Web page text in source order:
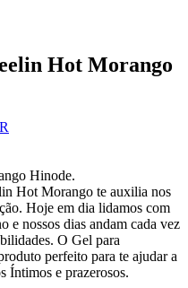
Hot Morango
Hinode.
Hot Morango te auxilia nos
Hoje em dia lidamos com
e nossos dias andam cada vez
O Gel para
perfeito para te ajudar a
Íntimos e prazerosos.